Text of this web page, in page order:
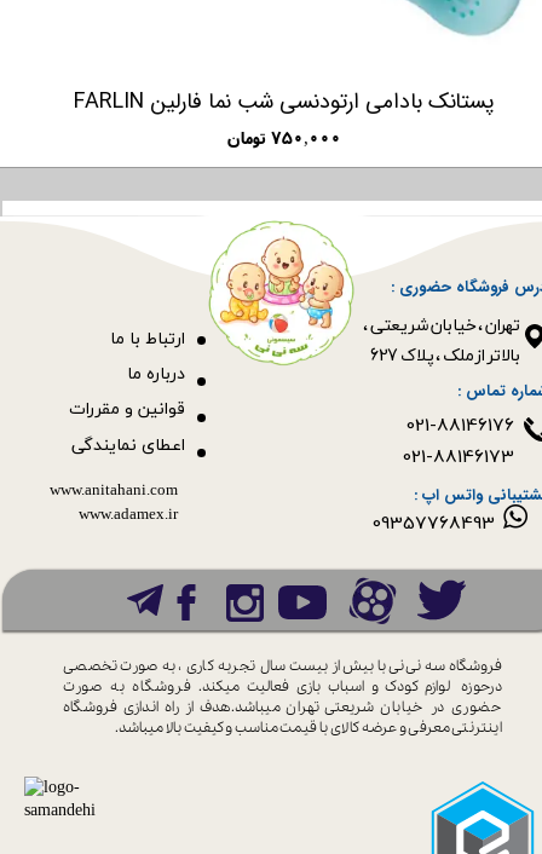
پستانک بادامی ارتودنسی شب نما فارلین FARLIN
۷۵۰,۰۰۰ تومان
فروشگاه حضوری :
​​​​​​​تهران ، خیابان شریعتی ،
بالاتر از ملک ، پلاک 627​​​​​​​
قوانین و مقررات
ارتباط با ما
09357768493
درباره ما
اعطای نمایندگی
www.anitahani.com
www.ada​​​​​​​mex.ir
فروشگاه سه نی نی با بیش از بیست سال تجربه کاری ، به صورت تخصصی
درحوزه لوازم کودک و اسباب بازی فعالیت میکند. فروشگاه به صورت
حضوری در خیابان شریعتی تهران میباشد.هدف از راه اندازی فروشگاه
اینترنتی معرفی و عرضه کالای باقیمت مناسب و کیفیت بالا میباشد.
تماس :
واتس اپ :